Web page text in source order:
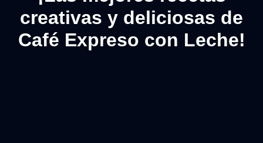
creativas y deliciosas de
Café Expreso con Leche!